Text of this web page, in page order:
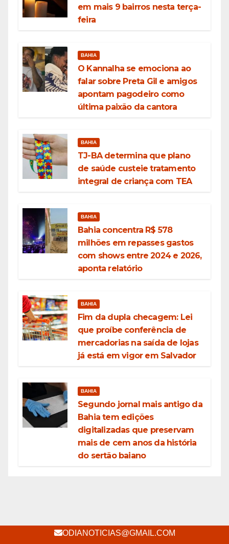
em mais 9 bairros nesta terça-
feira
BAHIA
O Kannalha se emociona ao
falar sobre Preta Gil e amigos
apontam pagodeiro como
última paixão da cantora
BAHIA
TJ-BA determina que plano
de saúde custeie tratamento
integral de criança com TEA
BAHIA
Bahia concentra R$ 578
milhões em repasses gastos
com shows entre 2024 e 2026,
aponta relatório
BAHIA
Fim da dupla checagem: Lei
que proíbe conferência de
mercadorias na saída de lojas
já está em vigor em Salvador
BAHIA
Segundo jornal mais antigo da
Bahia tem edições
digitalizadas que preservam
mais de cem anos da história
do sertão baiano
ODIANOTICIAS@GMAIL.COM